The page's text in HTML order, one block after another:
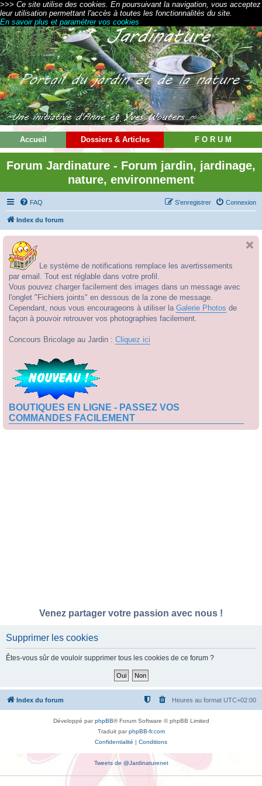
>>> Ce site utilise des cookies. En poursuivant la navigation, vous acceptez
leur utilisation permettant l'accès à toutes les fonctionnalités du site.
En savoir plus et paramétrer vos cookies
Accueil Dossiers & Articles F O R U M
Forum Jardinature - Forum jardin, jardinage,
nature, environnement
FAQ Connexion
S’enregistrer
Index du forum
Le système de notifications remplace les avertissements
par email. Tout est réglable dans votre profil.
Vous pouvez charger facilement des images dans un message avec
l'onglet "Fichiers joints" en dessous de la zone de message.
Cependant, nous vous encourageons à utiliser la Galerie Photos de
façon à pouvoir retrouver vos photographies facilement.
Concours Bricolage au Jardin : Cliquez ici
BOUTIQUES EN LIGNE - PASSEZ VOS
COMMANDES FACILEMENT
Venez partager votre passion avec nous !
Supprimer les cookies
Êtes-vous sûr de vouloir supprimer tous les cookies de ce forum ?
Index du forum Heures au format UTC+02:00
Développé parphpBB® Forum Software © phpBB Limited
Traduit parphpBB-fr.com
Confidentialité | Conditions
Tweets de @Jardinaturenet